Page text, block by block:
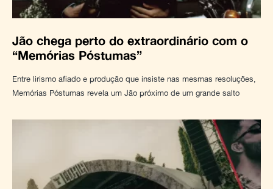
Jão chega perto do extraordinário com o
“Memórias Póstumas”
Entre lirismo afiado e produção que insiste nas mesmas resoluções,
Memórias Póstumas revela um Jão próximo de um grande salto